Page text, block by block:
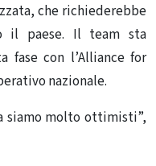
che richiederebbe
il paese. Il team sta
fase con l’Alliance for
nazionale.
siamo molto ottimisti”,